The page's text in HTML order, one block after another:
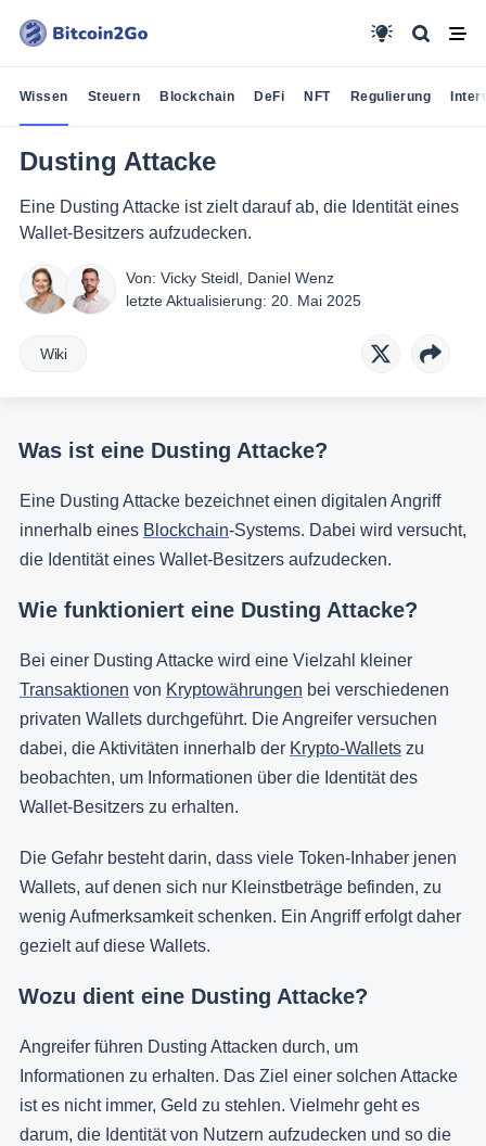
Wissen Steuern Blockchain DeFi NFT Regulierung
Dusting Attacke
Eine Dusting Attacke ist zielt darauf ab, die Identität eines
Wallet-Besitzers aufzudecken.
Von: Vicky Steidl Daniel Wenz
letzte Aktualisierung: 20. Mai 2025
Wiki
Was ist eine Dusting Attacke?
Eine Dusting Attacke bezeichnet einen digitalen Angriff
innerhalb eines Blockchain-Systems. Dabei wird versucht,
die Identität eines Wallet-Besitzers aufzudecken.
Wie funktioniert eine Dusting Attacke?
Bei einer Dusting Attacke wird eine Vielzahl kleiner
Transaktionen von Kryptowährungen bei verschiedenen
privaten Wallets durchgeführt. Die Angreifer versuchen
dabei, die Aktivitäten innerhalb der Krypto-Wallets zu
beobachten, um Informationen über die Identität des
Wallet-Besitzers zu erhalten.
Die Gefahr besteht darin, dass viele Token-Inhaber jenen
Wallets, auf denen sich nur Kleinstbeträge befinden, zu
wenig Aufmerksamkeit schenken. Ein Angriff erfolgt daher
gezielt auf diese Wallets.
Wozu dient eine Dusting Attacke?
Angreifer führen Dusting Attacken durch, um
Informationen zu erhalten. Das Ziel einer solchen Attacke
ist es nicht immer, Geld zu stehlen. Vielmehr geht es
darum, die Identität von Nutzern aufzudecken und so die